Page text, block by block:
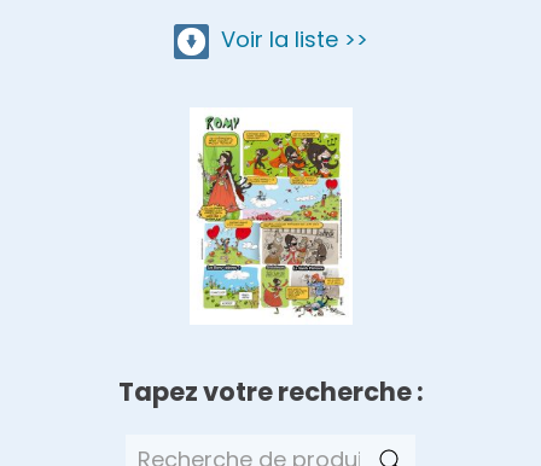
Voir la liste >>
Tapez votre recherche :
Recherche